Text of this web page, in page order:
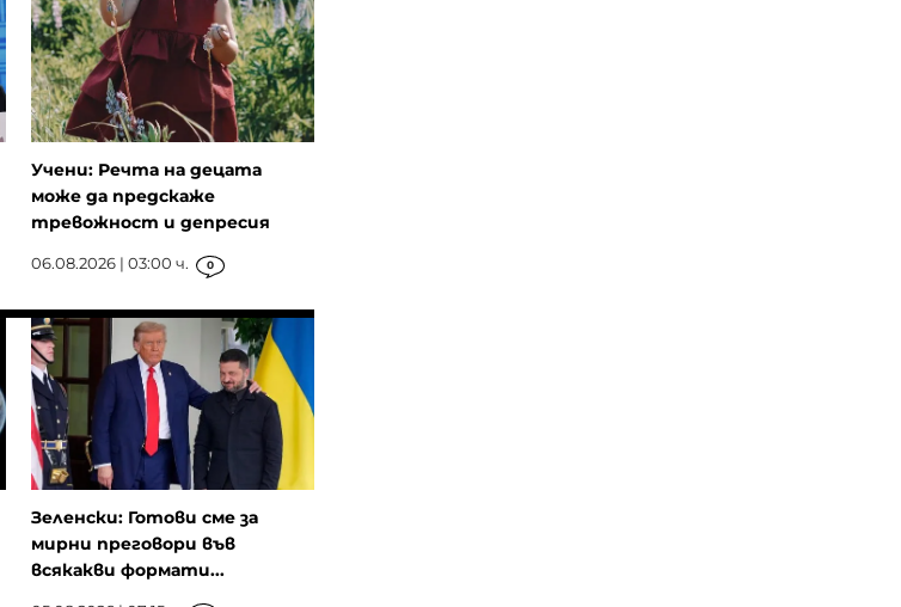
Учени: Речта на децата
може да предскаже
тревожност и депресия
06.08.2026 | 03:00 ч. 0
Зеленски: Готови сме за
мирни преговори във
всякакви формати...